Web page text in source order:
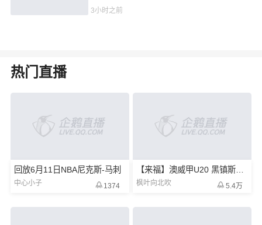
7分
3小时之前
热门直播
回放6月11日NBA尼克斯-马刺
中心小子 1374
【来福】澳威甲U20 黑镇斯巴达-国际狮
枫叶向北吹 5.4万